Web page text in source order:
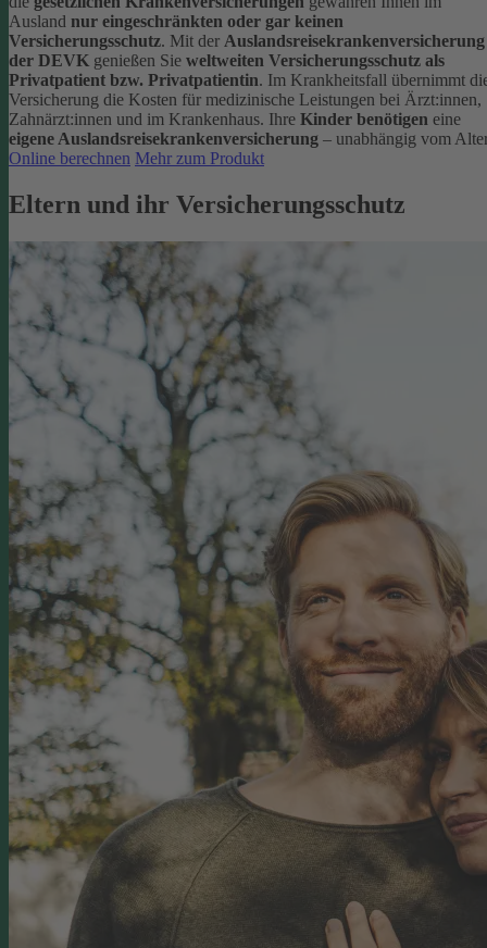
Ausland nur eingeschränkten oder gar keinen
Versicherungsschutz. Mit der Auslandsreisekrankenversicherung
der DEVK genießen Sie weltweiten Versicherungsschutz als
Privatpatient bzw. Privatpatientin. Im Krankheitsfall übernimmt
Versicherung die Kosten für medizinische Leistungen bei Ärzt:innen,
Zahnärzt:innen und im Krankenhaus. Ihre Kinder benötigen eine
eigene Auslandsreisekrankenversicherung – unabhängig vom
Online berechnen Mehr zum Produkt
Eltern und ihr Versicherungsschutz